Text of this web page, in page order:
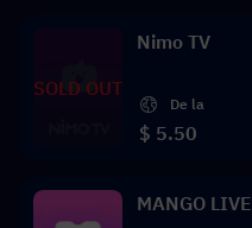
SOLD OUT
Nimo TV
De la
$ 5.50
MANGO LIVE